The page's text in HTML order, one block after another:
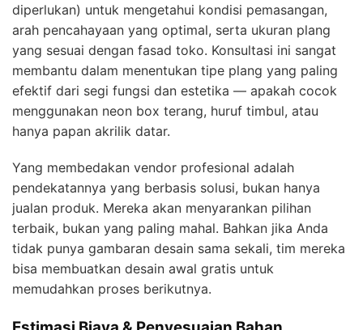
diperlukan) untuk mengetahui kondisi pemasangan,
arah pencahayaan yang optimal, serta ukuran plang
yang sesuai dengan fasad toko. Konsultasi ini sangat
membantu dalam menentukan tipe plang yang paling
efektif dari segi fungsi dan estetika — apakah cocok
menggunakan neon box terang, huruf timbul, atau
hanya papan akrilik datar.
Yang membedakan vendor profesional adalah
pendekatannya yang berbasis solusi, bukan hanya
jualan produk. Mereka akan menyarankan pilihan
terbaik, bukan yang paling mahal. Bahkan jika Anda
tidak punya gambaran desain sama sekali, tim mereka
bisa membuatkan desain awal gratis untuk
memudahkan proses berikutnya.